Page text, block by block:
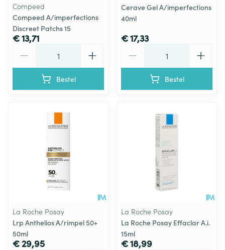
Compeed
Compeed A/imperfections
Discreet Patchs 15
€ 13,71
Bestel
Cerave Gel A/imperfections
40ml
€ 17,33
Bestel
La Roche Posay
Lrp Anthelios A/rimpel 50+
50ml
€ 29,95
La Roche Posay
La Roche Posay Effaclar A.i.
15ml
€ 18,99